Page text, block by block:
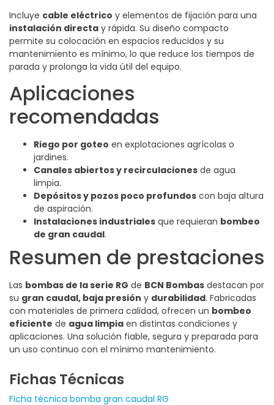
Incluye cable eléctrico y elementos de fijación para una
instalación directa y rápida. Su diseño compacto
permite su colocación en espacios reducidos y su
mantenimiento es mínimo, lo que reduce los tiempos de
parada y prolonga la vida útil del equipo.
Aplicaciones
recomendadas
Riego por goteo en explotaciones agrícolas o
jardines.
Canales abiertos y recirculaciones de agua
limpia.
Depósitos y pozos poco profundos con baja altura
de aspiración.
Instalaciones industriales que requieran bombeo
de gran caudal.
Resumen de prestaciones
Las bombas de la serie RG de BCN Bombas destacan por
su gran caudal, baja presión y durabilidad. Fabricadas
con materiales de primera calidad, ofrecen un bombeo
eficiente de agua limpia en distintas condiciones y
aplicaciones. Una solución fiable, segura y preparada para
un uso continuo con el mínimo mantenimiento.
Fichas Técnicas
Ficha técnica bomba gran caudal RG